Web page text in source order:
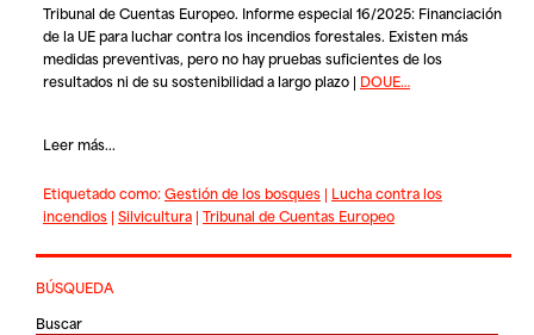
Tribunal de Cuentas Europeo. Informe especial 16/2025: Financiación
de la UE para luchar contra los incendios forestales. Existen más
medidas preventivas, pero no hay pruebas suficientes de los
resultados ni de su sostenibilidad a largo plazo | DOUE…
Leer más...
Etiquetado como:Gestión de los bosques| Lucha contra los
incendios| Silvicultura| Tribunal de Cuentas Europeo
BÚSQUEDA
Buscar